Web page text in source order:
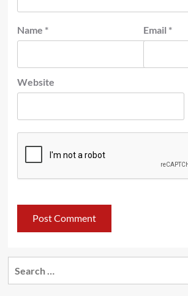
Name * Email *
Website